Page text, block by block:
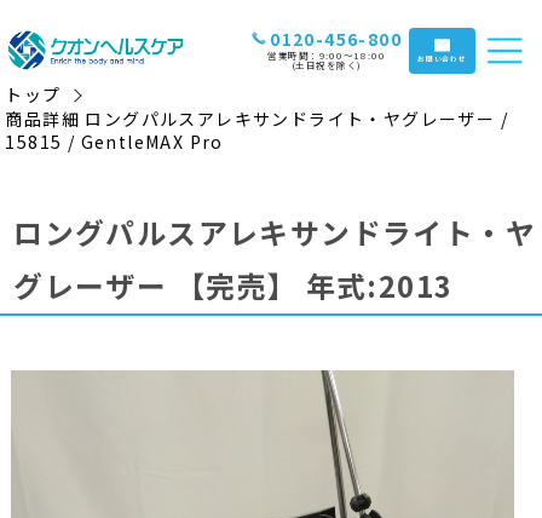
0120-456-800
営業時間：9:00〜18:00
(土日祝を除く) お問い合わせ
トップ
商品詳細 ロングパルスアレキサンドライト・ヤグレーザー /
15815 / GentleMAX Pro
ロングパルスアレキサンドライト・ヤ
グレーザー
【完売】 年式:2013